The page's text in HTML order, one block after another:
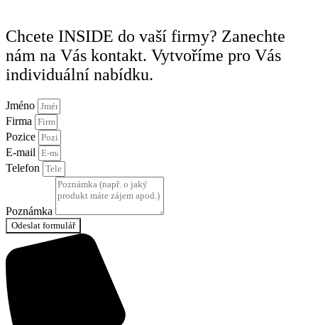
Chcete INSIDE do vaší firmy? Zanechte
nám na Vás kontakt. Vytvoříme pro Vás
individuální nabídku.
Jméno
Firma
Pozice
E-mail
Telefon
Poznámka
Odeslat formulář